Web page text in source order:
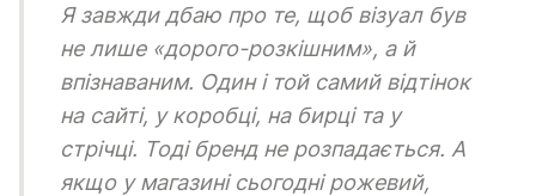
Я завжди дбаю про те, щоб візуал був
не лише «дорого-розкішним», а й
впізнаваним. Один і той самий відтінок
на сайті, у коробці, на бирці та у
стрічці. Тоді бренд не розпадається. А
якщо у магазині сьогодні рожевий,